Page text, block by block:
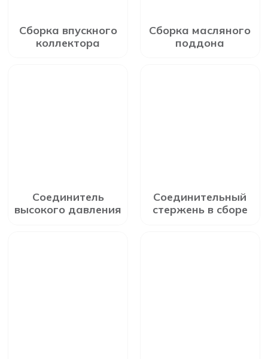
Сборка впускного
коллектора
Сборка масляного
поддона
Соединитель
высокого давления
Соединительный
стержень в сборе